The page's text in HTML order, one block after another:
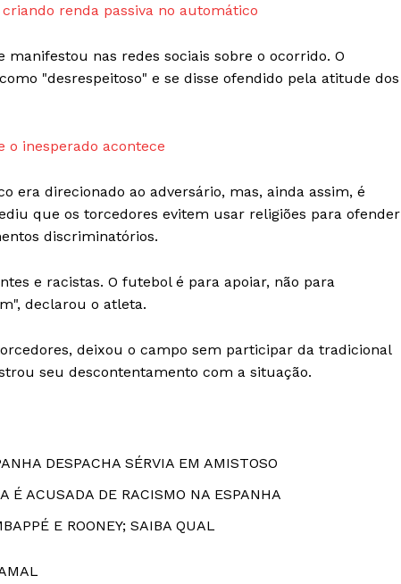
renda passiva no automático
nas redes sociais sobre o ocorrido. O
"desrespeitoso" e se disse ofendido pela atitude dos
o inesperado acontece
era direcionado ao adversário, mas, ainda assim, é
que os torcedores evitem usar religiões para ofender
discriminatórios.
e racistas. O futebol é para apoiar, não para
declarou o atleta.
deixou o campo sem participar da tradicional
seu descontentamento com a situação.
DESPACHA SÉRVIA EM AMISTOSO
É ACUSADA DE RACISMO NA ESPANHA
E ROONEY; SAIBA QUAL